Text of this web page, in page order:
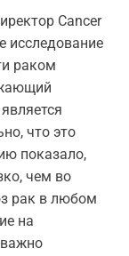
Cancer
исследование
раком
что это
показало,
чем во
рак в любом
на
важно